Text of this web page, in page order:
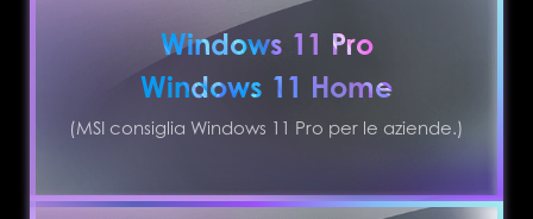
Windows 11 Pro
Windows 11 Home
(MSI consiglia Windows 11 Pro per le aziende.)